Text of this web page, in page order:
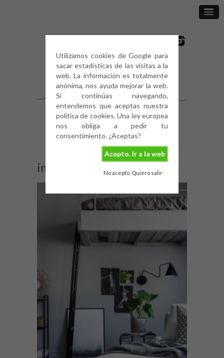
Utilizamos cookies de Google para
sacar estadísticas de las visitas a la
web. La información es totalmente
anónima, nos ayuda mejorar la web.
Si continúas navegando,
entendemos que aceptas nuestra
política de cookies. Una ley europea
nos obliga a pedir tu
consentimiento. ¿Aceptas?
Acepto. Ir a la web
No acepto. Quiero salir
image